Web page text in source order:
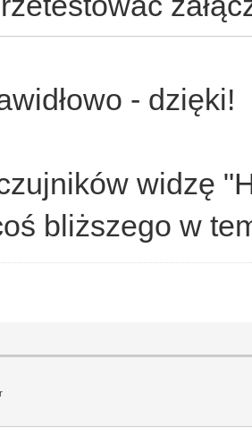
- dzięki!
widzę
bliższego w